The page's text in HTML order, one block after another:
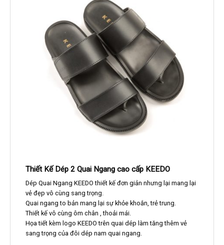
Thiết Kế Dép 2 Quai Ngang cao cấp KEEDO
Dép Quai Ngang KEEDO thiết kế đơn giản nhưng lại mang lại
vẻ đẹp vô cùng sang trọng.
Quai ngang to bản mang lại sự khỏe khoắn, trẻ trung.
Thiết kế vô cùng ôm chân , thoải mái.
Họa tiết kèm logo KEEDO trên quai dép làm tăng thêm vẻ
sang trọng của đôi dép nam quai ngang.